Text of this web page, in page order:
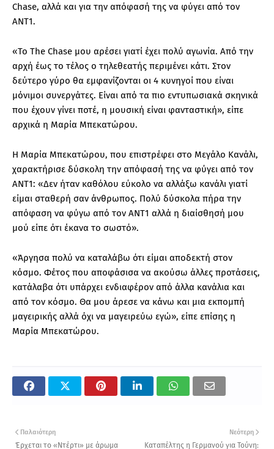
Chase, αλλά και για την απόφασή της να φύγει από τον
ΑΝΤ1.
«Το The Chase μου αρέσει γιατί έχει πολύ αγωνία. Από την
αρχή έως το τέλος ο τηλεθεατής περιμένει κάτι. Στον
δεύτερο γύρο θα εμφανίζονται οι 4 κυνηγοί που είναι
μόνιμοι συνεργάτες. Είναι από τα πιο εντυπωσιακά σκηνικά
που έχουν γίνει ποτέ, η μουσική είναι φανταστική», είπε
αρχικά η Μαρία Μπεκατώρου.
Η Μαρία Μπεκατώρου, που επιστρέφει στο Μεγάλο Κανάλι,
χαρακτήρισε δύσκολη την απόφασή της να φύγει από τον
ΑΝΤ1: «Δεν ήταν καθόλου εύκολο να αλλάξω κανάλι γιατί
είμαι σταθερή σαν άνθρωπος. Πολύ δύσκολα πήρα την
απόφαση να φύγω από τον ΑΝΤ1 αλλά η διαίσθησή μου
μού είπε ότι έκανα το σωστό».
«Άργησα πολύ να καταλάβω ότι είμαι αποδεκτή στον
κόσμο. Φέτος που αποφάσισα να ακούσω άλλες προτάσεις,
κατάλαβα ότι υπάρχει ενδιαφέρον από άλλα κανάλια και
από τον κόσμο. Θα μου άρεσε να κάνω και μια εκπομπή
μαγειρικής αλλά όχι να μαγειρεύω εγώ», είπε επίσης η
Μαρία Μπεκατώρου.
Νεότερη
Καταπέλτης η Γερμανού για Τούνη:
Παλαιότερη
Έρχεται το «Ντέρτι» με άρωμα